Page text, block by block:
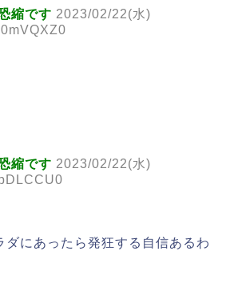
縮です 2023/02/22(水)
縮です 2023/02/22(水)
ダにあったら発狂する自信あるわ